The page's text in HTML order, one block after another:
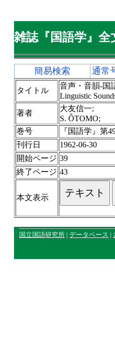
雑誌『国語学』
簡易検索 通常
タイトル
音声・音韻-国
Linguistic
著者
大友信一;
S. ÔTOMO;
巻号
『国語学』第
刊行日
1962-06-30
開始ページ 39
終了ページ 43
本文表示
国立国語研究所 | データベース |